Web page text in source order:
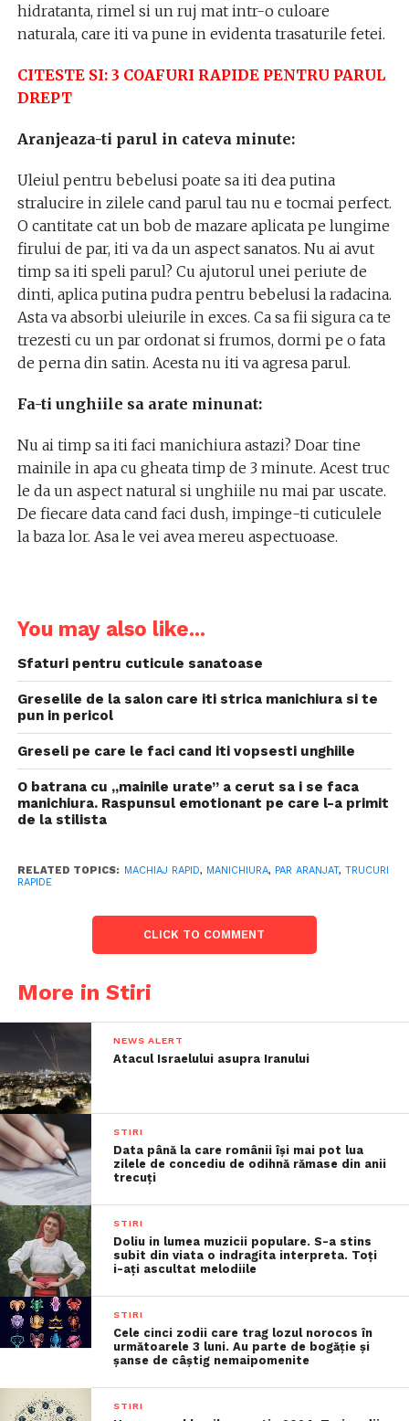
hidratanta, rimel si un ruj mat intr-o culoare
naturala, care iti va pune in evidenta trasaturile fetei.
CITESTE SI: 3 COAFURI RAPIDE PENTRU PARUL
DREPT
Aranjeaza-ti parul in cateva minute:
Uleiul pentru bebelusi poate sa iti dea putina
stralucire in zilele cand parul tau nu e tocmai perfect.
O cantitate cat un bob de mazare aplicata pe lungime
firului de par, iti va da un aspect sanatos. Nu ai avut
timp sa iti speli parul? Cu ajutorul unei periute de
dinti, aplica putina pudra pentru bebelusi la radacina.
Asta va absorbi uleiurile in exces. Ca sa fii sigura ca te
trezesti cu un par ordonat si frumos, dormi pe o fata
de perna din satin. Acesta nu iti va agresa parul.
Fa-ti unghiile sa arate minunat:
Nu ai timp sa iti faci manichiura astazi? Doar tine
mainile in apa cu gheata timp de 3 minute. Acest truc
le da un aspect natural si unghiile nu mai par uscate.
De fiecare data cand faci dush, impinge-ti cuticulele
la baza lor. Asa le vei avea mereu aspectuoase.
You may also like...
Sfaturi pentru cuticule sanatoase
Greselile de la salon care iti strica manichiura si te
pun in pericol
Greseli pe care le faci cand iti vopsesti unghiile
O batrana cu „mainile urate” a cerut sa i se faca
manichiura. Raspunsul emotionant pe care l-a primit
de la stilista
RELATED TOPICS: MACHIAJ RAPID, MANICHIURA, PAR ARANJAT, TRUCURI
RAPIDE
CLICK TO COMMENT
More in Stiri
NEWS ALERT
Atacul Israelului asupra Iranului
STIRI
Data până la care românii îşi mai pot lua
zilele de concediu de odihnă rămase din anii
trecuţi
STIRI
Doliu in lumea muzicii populare. S-a stins
subit din viata o indragita interpreta. Toți
i-ați ascultat melodiile
STIRI
Cele cinci zodii care trag lozul norocos în
următoarele 3 luni. Au parte de bogăție și
șanse de câștig nemaipomenite
STIRI